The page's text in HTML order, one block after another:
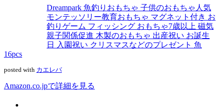
Dreampark 魚釣りおもちゃ 子供のおもちゃ人気
モンテッソリー教育おもちゃ マグネット付き お
釣りゲーム フィッシング おもちゃ7歳以上 磁気
親子関係促進 木製のおもちゃ 出産祝い お誕生
日 入園祝い クリスマスなどのプレゼント 魚
16pcs
posted with カエレバ
Amazon.co.jpで詳細を見る